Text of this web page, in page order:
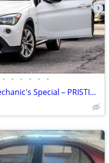
• • • • • •
2012 BMW X1 xDrive28i – Mechanic's Special – PRISTINE White/Beige – Cl